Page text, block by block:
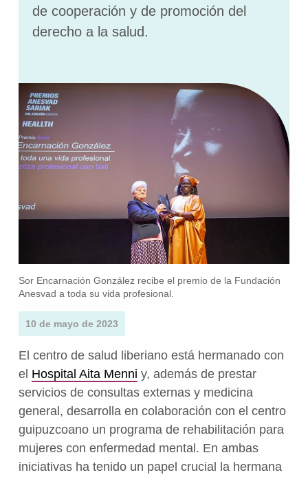
de cooperación y de promoción del
derecho a la salud.
Sor Encarnación González recibe el premio de la Fundación
Anesvad a toda su vida profesional.
10 de mayo de 2023
El centro de salud liberiano está hermanado con
el Hospital Aita Menni y, además de prestar
servicios de consultas externas y medicina
general, desarrolla en colaboración con el centro
guipuzcoano un programa de rehabilitación para
mujeres con enfermedad mental. En ambas
iniciativas ha tenido un papel crucial la hermana